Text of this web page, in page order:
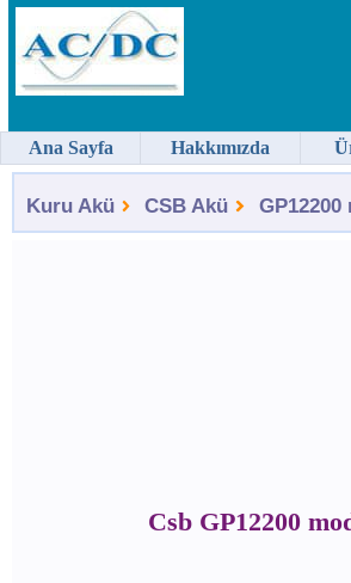
Kuru Akü CSB Akü GP12200
Csb GP12200
Ana Sayfa Hakkımızda